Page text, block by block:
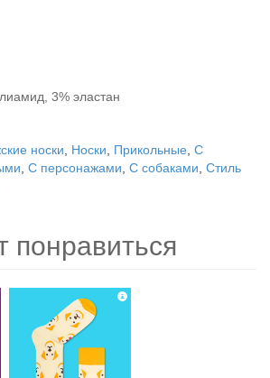
3% эластан
носки Носки Прикольные С
С персонажами С собаками Стиль
понравиться